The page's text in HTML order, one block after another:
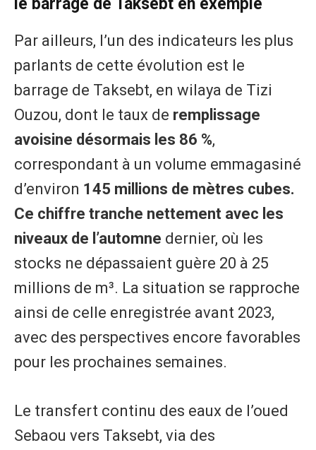
Par ailleurs, l’un des indicateurs les plus
parlants de cette évolution est le
barrage de Taksebt, en wilaya de Tizi
Ouzou, dont le taux de remplissage
avoisine désormais les 86 %,
correspondant à un volume emmagasiné
d’environ 145 millions de mètres cubes.
Ce chiffre tranche nettement avec les
niveaux de l’automne dernier, où les
stocks ne dépassaient guère 20 à 25
millions de m³. La situation se rapproche
ainsi de celle enregistrée avant 2023,
avec des perspectives encore favorables
pour les prochaines semaines.
Le transfert continu des eaux de l’oued
Sebaou vers Taksebt, via des